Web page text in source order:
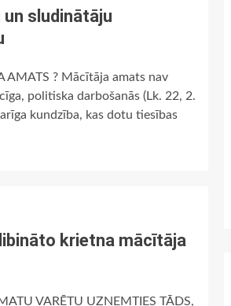
sludinātāju
AMATS ? Mācītāja amats nav
politiska darbošanās (Lk. 22, 2.
kundzība, kas dotu tiesības
krietna mācītāja
VARĒTU UZŅEMTIES TĀDS,